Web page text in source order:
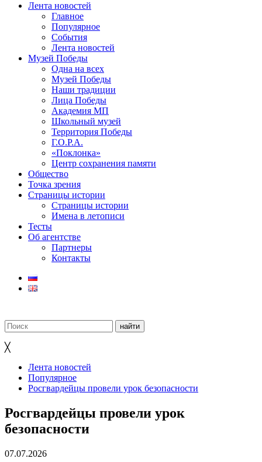
Лента новостей
Главное
Популярное
События
Лента новостей
Музей Победы
Одна на всех
Музей Победы
Наши традиции
Лица Победы
Академия МП
Школьный музей
Территория Победы
Г.О.Р.А.
«Поклонка»
Центр сохранения памяти
Общество
Точка зрения
Страницы истории
Страницы истории
Имена в летописи
Тесты
Об агентстве
Партнеры
Контакты
╳
Лента новостей
Популярное
Росгвардейцы провели урок безопасности
Росгвардейцы провели урок
безопасности
07.07.2026